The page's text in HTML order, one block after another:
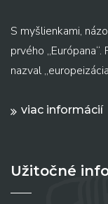
S myšlienkami,
prvého
nazval
viac informácií
Užitočné